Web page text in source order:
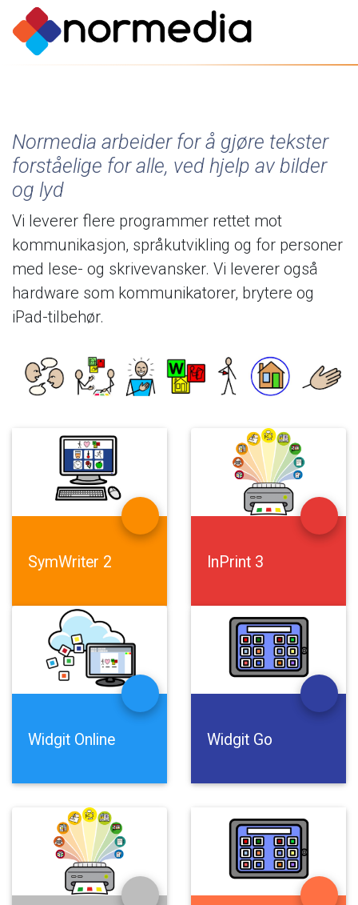
Normedia arbeider for å gjøre tekster
forståelige for alle, ved hjelp av bilder
og lyd
Vi leverer flere programmer rettet mot
kommunikasjon, språkutvikling og for personer
med lese- og skrivevansker. Vi leverer også
hardware som kommunikatorer, brytere og
iPad-tilbehør.
SymWriter 2 InPrint 3
Widgit Online Widgit Go